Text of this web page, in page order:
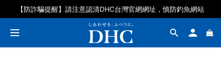
DHC好眠素百人募集體驗再抽石墨烯眼罩
【防詐騙提醒】請注意認清DHC台灣官網網址，慎防釣魚網站
DHC好眠素百人募集體驗再抽石墨烯眼罩